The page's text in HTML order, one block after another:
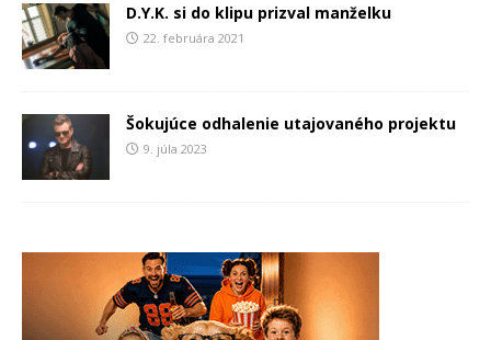
D.Y.K. si do klipu prizval manželku
22. februára 2021
Šokujúce odhalenie utajovaného projektu
9. júla 2023